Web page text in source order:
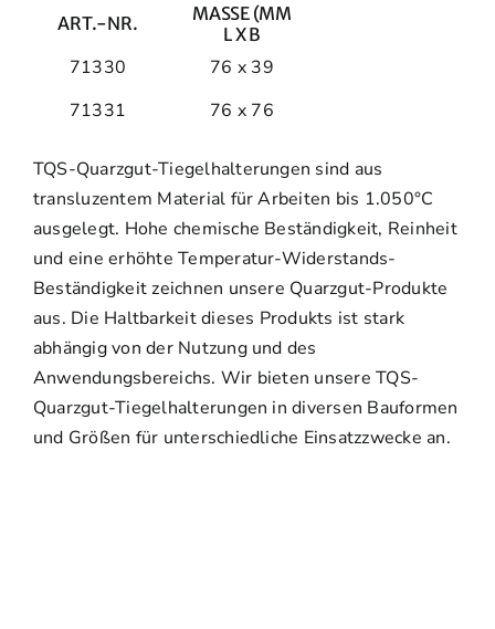
ART.-NR.
MASSE (MM
L X B
71330
76 x 39
71331
76 x 76
TQS-Quarzgut-Tiegelhalterungen sind aus
transluzentem Material für Arbeiten bis 1.050°C
ausgelegt. Hohe chemische Beständigkeit, Reinheit
und eine erhöhte Temperatur-Widerstands-
Beständigkeit zeichnen unsere Quarzgut-Produkte
aus. Die Haltbarkeit dieses Produkts ist stark
abhängig von der Nutzung und des
Anwendungsbereichs. Wir bieten unsere TQS-
Quarzgut-Tiegelhalterungen in diversen Bauformen
und Größen für unterschiedliche Einsatzzwecke an.